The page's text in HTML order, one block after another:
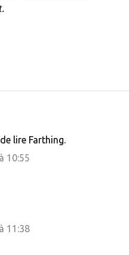
lire Farthing.
10:55
11:38